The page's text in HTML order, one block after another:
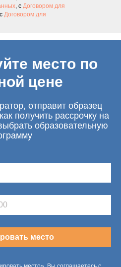
, с Договором для
Договором для
место по
цене
отправит образец
получить рассрочку на
образовательную
место